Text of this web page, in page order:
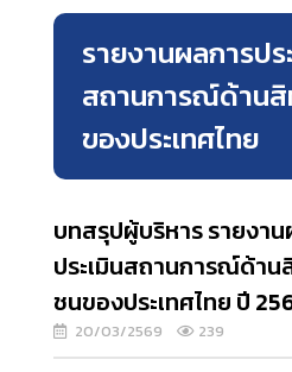
รายงานผลการปร
สถานการณ์ด้าน
ของประเทศไทย
บทสรุปผู้บริหาร รายงา
ประเมินสถานการณ์ด้า
ชนของประเทศไทย ปี
20/03/2569 239